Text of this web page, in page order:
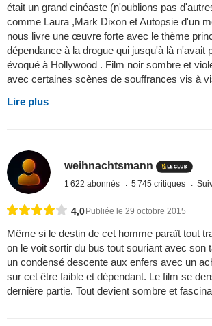
était un grand cinéaste (n'oublions pas
comme Laura ,Mark Dixon et Autopsie d'un
nous livre une œuvre forte avec le thème
dépendance à la drogue qui jusqu'à là n'avait
évoqué à Hollywood . Film noir sombre et
avec certaines scènes de souffrances vis à
Lire plus
weihnachtsmann
1 622 abonnés 5 745 critiques
4,0 Publiée le 29 octobre 2015
Même si le destin de cet homme paraît tout
on le voit sortir du bus tout souriant avec son
un condensé descente aux enfers avec un
sur cet être faible et dépendant. Le film se
dernière partie. Tout devient sombre et